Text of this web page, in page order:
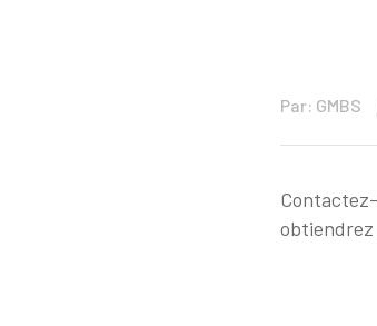
Par: GMBS
obtiendrez